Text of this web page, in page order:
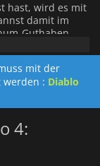
hast, wird es mit
damit im
Guthaben
um den
und dein
du Battle
mit der
werden : Diablo
4: